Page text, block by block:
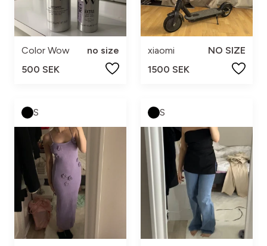
Color Wow
no size
500 SEK
xiaomi
NO SIZE
1500 SEK
S S